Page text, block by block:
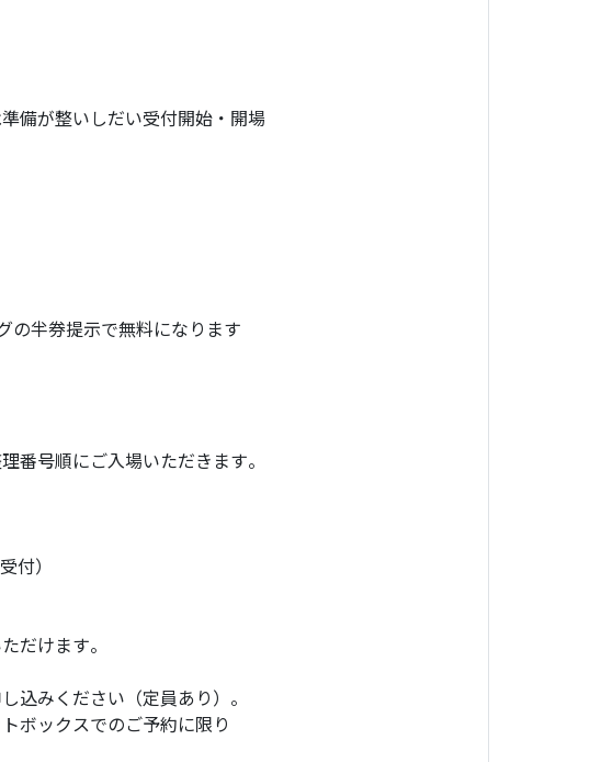
備が整いしだい受付開始・開場
半券提示で無料になります
番号順にご入場いただきます。
付）
だけます。
込みください（定員あり）。
ボックスでのご予約に限り